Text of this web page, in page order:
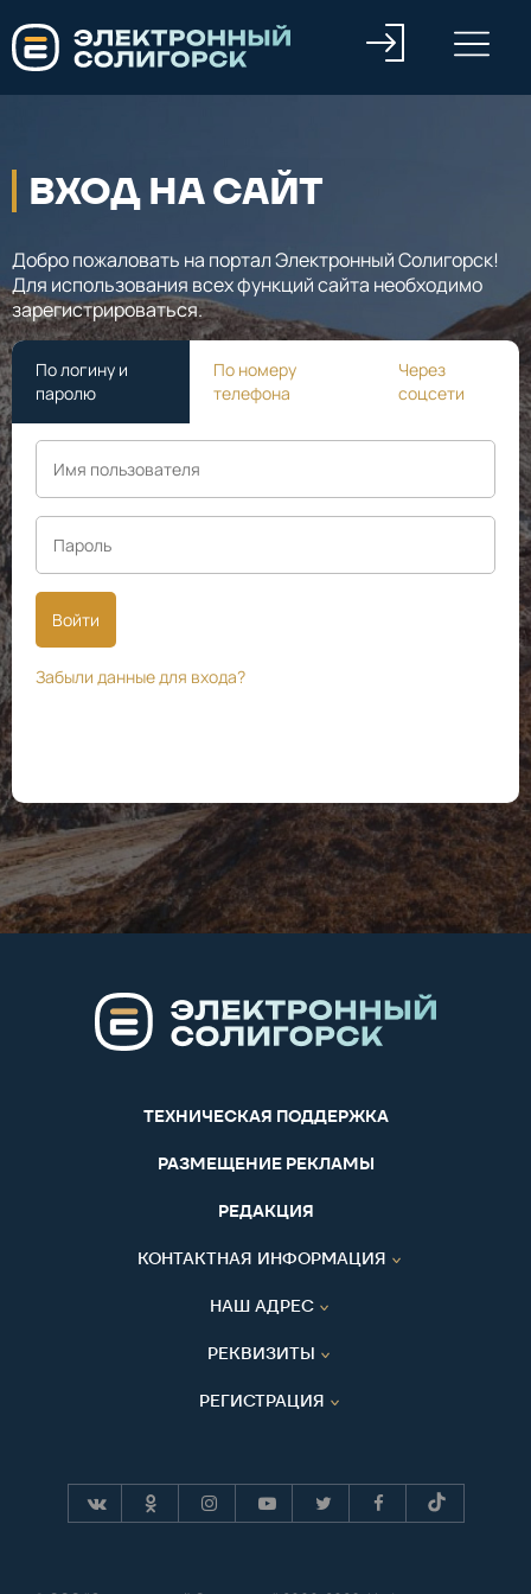
ВХОД НА САЙТ
Добро пожаловать на портал Электронный Солигорск!
Для использования всех функций сайта необходимо
зарегистрироваться.
По логину и
паролю
По номеру
телефона
Через
соцсети
Войти
Забыли данные для входа?
ТЕХНИЧЕСКАЯ ПОДДЕРЖКА
РАЗМЕЩЕНИЕ РЕКЛАМЫ
РЕДАКЦИЯ
КОНТАКТНАЯ ИНФОРМАЦИЯ
НАШ АДРЕС
РЕКВИЗИТЫ
РЕГИСТРАЦИЯ